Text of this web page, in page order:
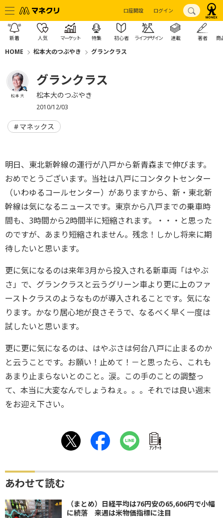
口座開設 ログイン
新着 人気 マーケット 特集 初心者 ライフデザイン 連載 著者 商
HOME 松本大のつぶやき グランクラス
松本 大
グランクラス
松本大のつぶやき
2010/12/03
マネックス
明日、東北新幹線の運行が八戸から新青森まで伸びます。
おめでとうございます。当社は八戸にコンタクトセンター
（いわゆるコールセンター）がありますから、新・東北新
幹線は気になるニュースです。東京から八戸までの乗車時
間も、3時間から2時間半に短縮されます。・・・と思った
のですが、あまり短縮されません。残念！しかし将来に期
待したいと思います。
更に気になるのは来年3月から投入される新車両「はやぶ
さ」で、グランクラスと云うグリーン車より更に上のファ
ーストクラスのようなものが導入されることです。気にな
ります。かなり居心地が良さそうで、なるべく早く一度は
試したいと思います。
更に更に気になるのは、はやぶさは何台八戸に止まるのか
と云うことです。お願い！止めて！－と思ったら、これも
あまり止まらないとのこと。涙。この手のことの調整っ
て、本当に大変なんでしょうねぇ。。。それでは良い週末
をお迎え下さい。
ｱﾝｹｰﾄ
あわせて読む
（まとめ）日経平均は76円安の65,606円で小幅
に続落 来週は米物価指標に注目